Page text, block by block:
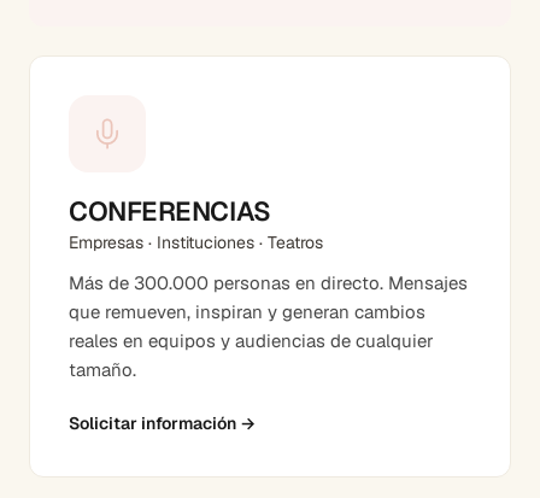
CONFERENCIAS
Empresas · Instituciones · Teatros
Más de 300.000 personas en directo. Mensajes
que remueven, inspiran y generan cambios
reales en equipos y audiencias de cualquier
tamaño.
Solicitar información →